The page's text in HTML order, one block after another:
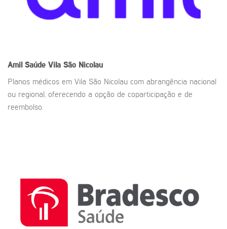
Amil Saúde Vila São Nicolau
Planos médicos em Vila São Nicolau com abrangência nacional
ou regional, oferecendo a opção de coparticipação e de
reembolso.